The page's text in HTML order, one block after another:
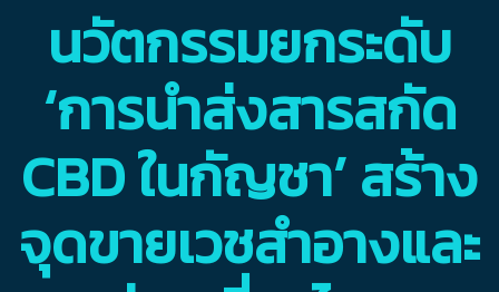
นวัตกรรมยกระดับ
‘การนำส่งสารสกัด
CBD ในกัญชา’ สร้าง
จุดขายเวชสำอางและ